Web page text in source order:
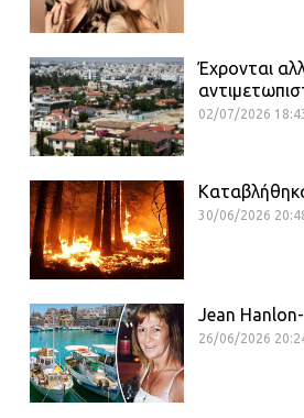
Έχρονται
02/07/2026
30/06/2026
Jean Hanlon-
26/06/2026